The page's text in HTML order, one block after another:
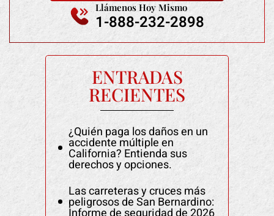
Llámenos Hoy Mismo
1-888-232-2898
ENTRADAS
RECIENTES
¿Quién paga los daños en un
accidente múltiple en
California? Entienda sus
derechos y opciones.
Las carreteras y cruces más
peligrosos de San Bernardino: